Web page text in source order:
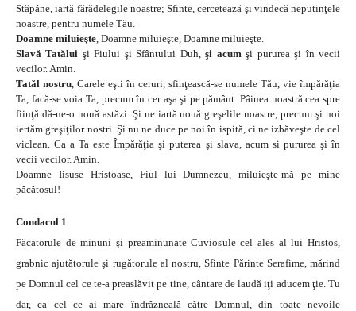
Stăpâne, iartă fărădelegile noastre; Sfinte, cercetează şi vindecă neputinţele
noastre, pentru numele Tău.
Doamne miluieşte, Doamne miluieşte, Doamne miluieşte.
Slavă Tatălui şi Fiului şi Sfântului Duh,şi acumşi pururea şi în vecii
vecilor. Amin.
Tatăl nostru, Carele eşti în ceruri, sfinţească-se numele Tău, vie împărăţia
Ta, facă-se voia Ta, precum în cer aşa şi pe pământ. Pâinea noastră cea spre
fiinţă dă-ne-o nouă astăzi. Şi ne iartă nouă greşelile noastre, precum şi noi
iertăm greşiţilor nostri. Şi nu ne duce pe noi în ispită, ci ne izbăveşte de cel
viclean. Ca a Ta este Împărăţia şi puterea şi slava, acum si pururea şi în
vecii vecilor. Amin.
Doamne Iisuse Hristoase, Fiul lui Dumnezeu, miluieşte-mă pe mine
păcătosul!
Condacul 1
Făcatorule de minuni şi preaminunate Cuviosule cel ales al lui Hristos,
grabnic ajutătorule şi rugătorule al nostru, Sfinte Părinte Serafime, mărind
pe Domnul cel ce te-a preaslăvit pe tine, cântare de laudă iţi aducem ţie. Tu
dar, ca cel ce ai mare îndrăzneală către Domnul, din toate nevoile